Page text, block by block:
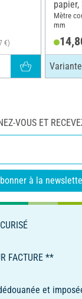
€)
papier,
Mètre
mm
VOUS ET
à la
FACTURE **
et